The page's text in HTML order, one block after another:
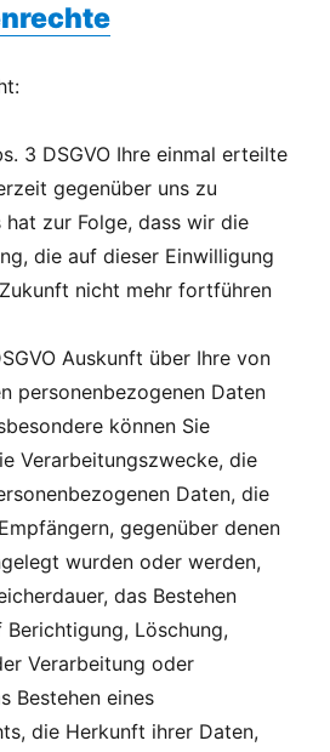
3 DSGVO Ihre einmal erteilte
gegenüber uns zu
hat zur Folge, dass wir die
die auf dieser Einwilligung
nicht mehr fortführen
Auskunft über Ihre von
personenbezogenen Daten
können Sie
Verarbeitungszwecke, die
Daten, die
gegenüber denen
wurden oder werden,
das Bestehen
Berichtigung, Löschung,
Verarbeitung oder
Bestehen eines
die Herkunft ihrer Daten,